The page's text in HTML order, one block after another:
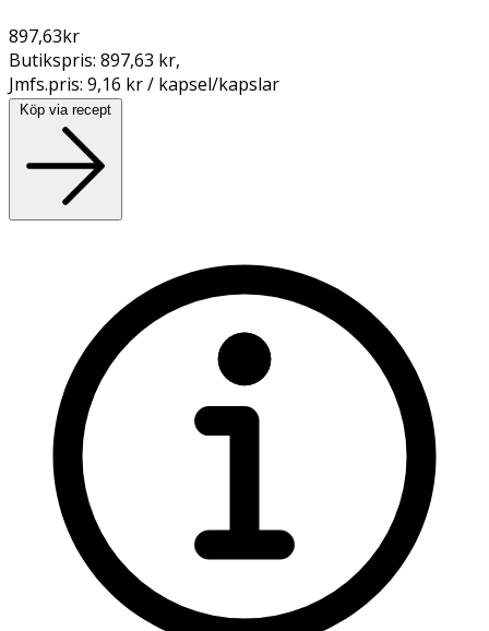
897,63kr
Butikspris: 897,63 kr,
Jmfs.pris: 9,16 kr / kapsel/kapslar
Köp via recept